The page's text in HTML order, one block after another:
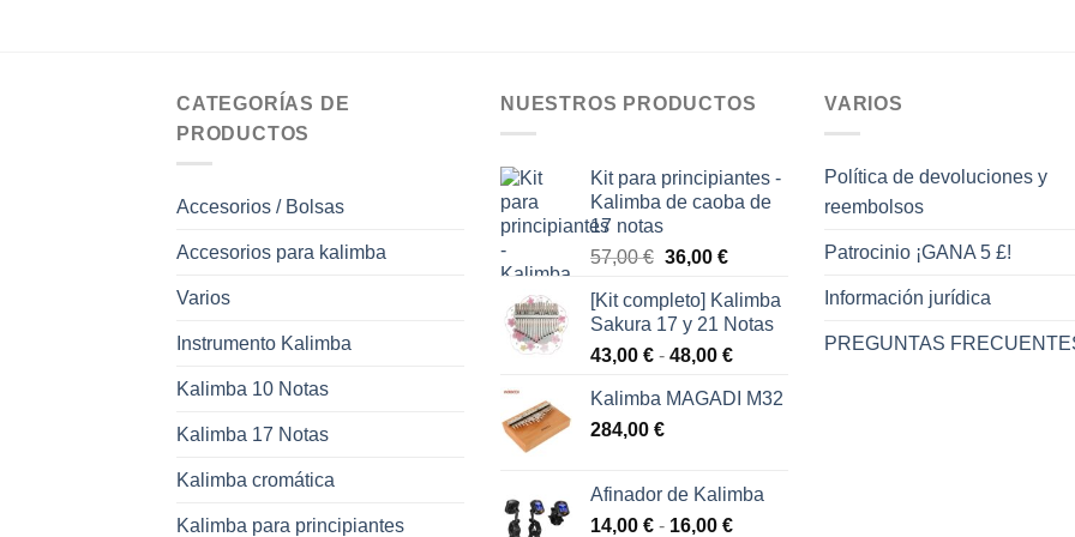
CATEGORÍAS DE
PRODUCTOS
Accesorios / Bolsas
Accesorios para kalimba
Varios
Instrumento Kalimba
Kalimba 10 Notas
Kalimba 17 Notas
Kalimba cromática
Kalimba para principiantes
NUESTROS PRODUCTOS
Kit para principiantes -
Kalimba de caoba de
17 notas
57,00€ El
original
era:
57,00 €.
36,00 €El
actual
es:
36,00 €.
[Kit completo] Kalimba
Sakura 17 y 21 Notas
43,00 € - 48,00 €Rango
precios:
48,00 €
Kalimba MAGADI M32
284,00 €
Afinador de Kalimba
14,00 € - 16,00 €Rango
VARIOS
Política de devoluciones y
reembolsos
Patrocinio ¡GANA 5 £!
Información jurídica
PREGUNTAS